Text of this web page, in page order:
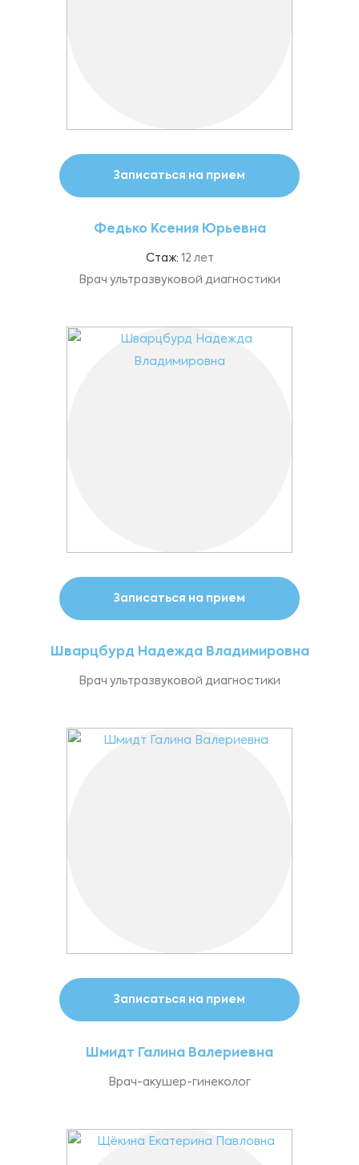
Записаться на прием
Федько Ксения Юрьевна
Стаж: 12 лет
Врач ультразвуковой диагностики
Записаться на прием
Шварцбурд Надежда Владимировна
Врач ультразвуковой диагностики
Записаться на прием
Шмидт Галина Валериевна
Врач-акушер-гинеколог